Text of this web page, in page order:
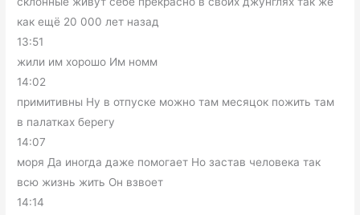
как ещё 20 000 лет назад
13:51
жили им хорошо Им номм
14:02
примитивны Ну в отпуске можно там месяцок пожить там
в палатках берегу
14:07
моря Да иногда даже помогает Но застав человека так
всю жизнь жить Он взвоет
14:14